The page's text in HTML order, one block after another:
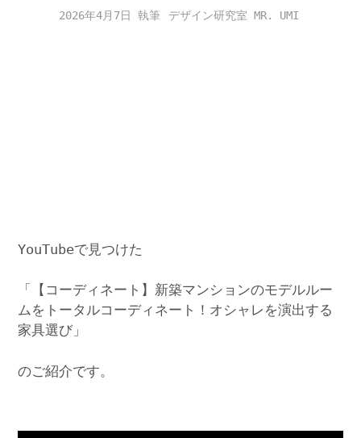
2026年4月7日 デザイン研究室 MR. UMI
YouTubeで見つけた
「【コーディネート】新築マンションのモデルルー
ムをトータルコーディネート！オシャレを演出する
家具選び」
のご紹介です。